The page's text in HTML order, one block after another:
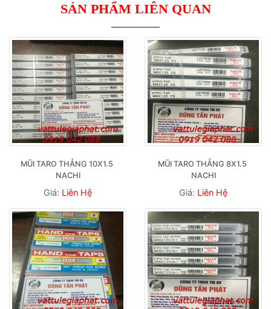
SẢN PHẨM LIÊN QUAN
MŨI TARO THẲNG 10X1.5
NACHI
Giá: Liên Hệ
MŨI TARO THẲNG 8X1.5
NACHI
Giá: Liên Hệ